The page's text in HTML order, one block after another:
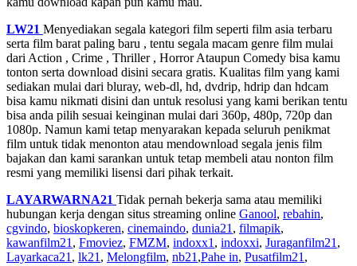
LW21 Menyediakan segala kategori film seperti film asia terbaru
serta film barat paling baru , tentu segala macam genre film mulai
dari Action , Crime , Thriller , Horror Ataupun Comedy bisa kamu
tonton serta download disini secara gratis. Kualitas film yang kami
sediakan mulai dari bluray, web-dl, hd, dvdrip, hdrip dan hdcam
bisa kamu nikmati disini dan untuk resolusi yang kami berikan tentu
bisa anda pilih sesuai keinginan mulai dari 360p, 480p, 720p dan
1080p. Namun kami tetap menyarakan kepada seluruh penikmat
film untuk tidak menonton atau mendownload segala jenis film
bajakan dan kami sarankan untuk tetap membeli atau nonton film
resmi yang memiliki lisensi dari pihak terkait.
LAYARWARNA21 Tidak pernah bekerja sama atau memiliki
hubungan kerja dengan situs streaming online Ganool, rebahin,
cgvindo, bioskopkeren, cinemaindo, dunia21 , filmapik,
kawanfilm21 , Fmoviez, FMZM, indoxx1 , indoxxi, Juraganfilm21 ,
Layarkaca21 , lk21 , Melongfilm, nb21 ,Pahe in, Pusatfilm21 ,